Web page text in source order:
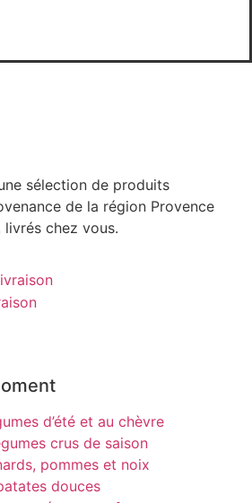
sélection de produits
de la région Provence
livrés chez vous.
d’été et au chèvre
crus de saison
pommes et noix
douces